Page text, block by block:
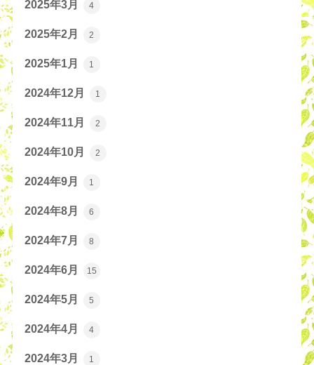
2025年3月 4
2025年2月 2
2025年1月 1
2024年12月 1
2024年11月 2
2024年10月 2
2024年9月 1
2024年8月 6
2024年7月 8
2024年6月 15
2024年5月 5
2024年4月 4
2024年3月 1